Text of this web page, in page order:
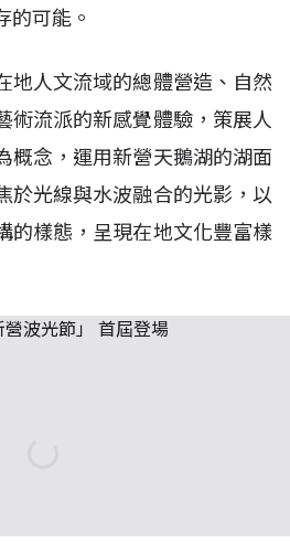
的可能。
地人文流域的總體營造、自然
術流派的新感覺體驗，策展人
概念，運用新營天鵝湖的湖面
於光線與水波融合的光影，以
的樣態，呈現在地文化豐富樣